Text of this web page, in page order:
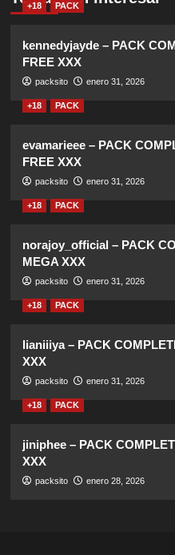
+18 PACK
kennedyjayde – PACK
FREE XXX
packsito enero 31, 2026
+18 PACK
evamarieee – PACK
FREE XXX
packsito enero 31, 2026
+18 PACK
norajoy_official – PACK
MEGA XXX
packsito enero 31, 2026
+18 PACK
lianiiiya – PACK
XXX
packsito enero 31, 2026
+18 PACK
jiniphee – PACK
XXX
packsito enero 28, 2026